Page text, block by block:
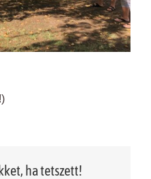
ha tetszett!